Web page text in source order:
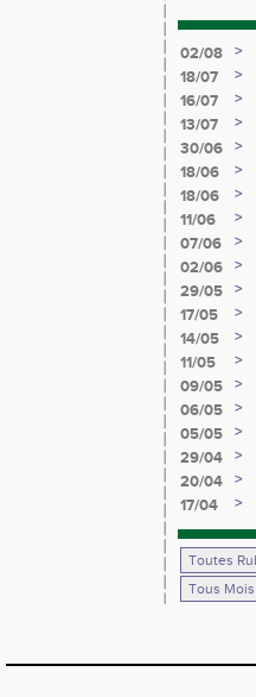
02/08 >
18/07
>
16/07
>
13/07
>
30/06
>
18/06
>
18/06 >
11/06
>
07/06
>
02/06
>
29/05 >
17/05
>
14/05
>
11/05
>
09/05
>
06/05
>
05/05
>
29/04
>
20/04
>
17/04
>